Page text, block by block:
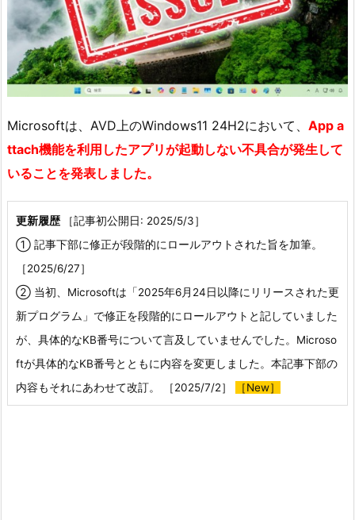
Microsoftは、AVD上のWindows11 24H2において、 App a
ttach機能を利用したアプリが起動しない不具合が発生して
いることを発表しました。
更新履歴
［記事初公開日: 2025/5/3］
① 記事下部に修正が段階的にロールアウトされた旨を加筆。
［2025/6/27］
② 当初、Microsoftは「2025年6月24日以降にリリースされた更
新プログラム」で修正を段階的にロールアウトと記していました
が、具体的なKB番号について言及していませんでした。Microso
ftが具体的なKB番号とともに内容を変更しました。本記事下部の
内容もそれにあわせて改訂。 ［2025/7/2］
［New］